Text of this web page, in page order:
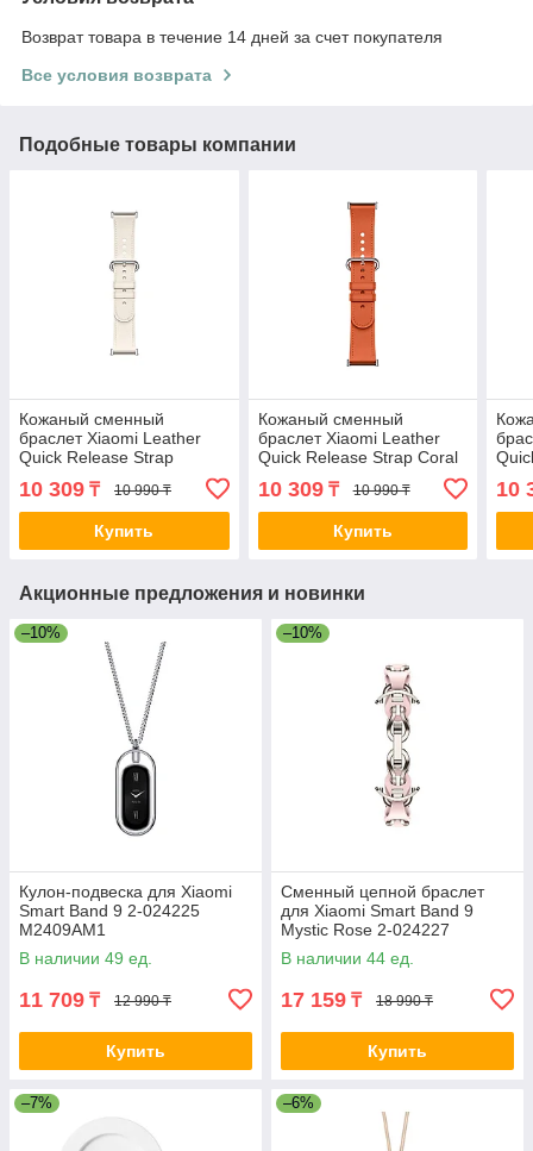
Возврат товара в течение 14 дней за счет покупателя
Все условия возврата
Подобные товары компании
Кожаный сменный
браслет Xiaomi Leather
Quick Release Strap
Cream white 2-029862
M2307AS1
10 309 ₸ 10 990 ₸
Купить
Кожаный сменный
браслет Xiaomi Leather
Quick Release Strap Coral
orange 2-029861
M2307AS1
10 309₸ 10 990 ₸
Купить
10
Акционные предложения и новинки
–10%
Кулон-подвеска для Xiaomi
Smart Band 9 2-024225
M2409AM1
В наличии 49 ед.
11 709 ₸ 12 990 ₸
Купить
–10%
Сменный цепной браслет
для Xiaomi Smart Band 9
Mystic Rose 2-024227
M2254AS1
В наличии 44 ед.
17 159 ₸ 18 990 ₸
Купить
–7% –6%